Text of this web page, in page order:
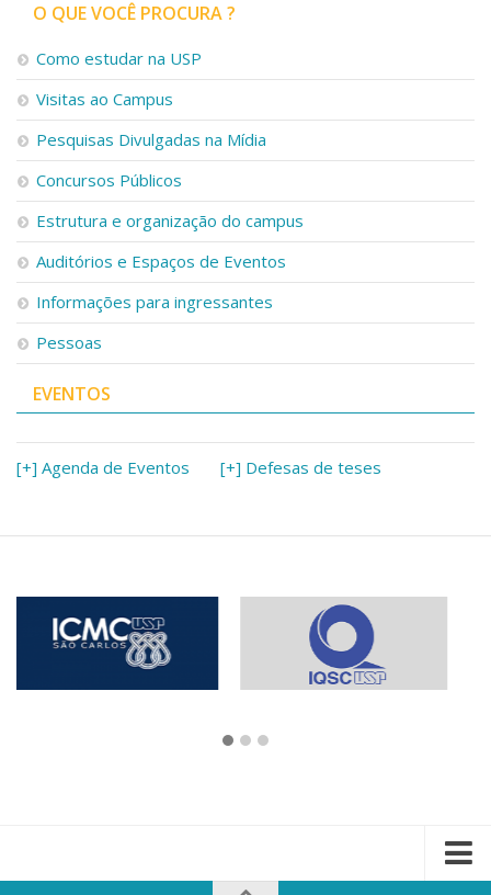
O QUE VOCÊ PROCURA ?
Como estudar na USP
Visitas ao Campus
Pesquisas Divulgadas na Mídia
Concursos Públicos
Estrutura e organização do campus
Auditórios e Espaços de Eventos
Informações para ingressantes
Pessoas
EVENTOS
[+] Agenda de Eventos [+] Defesas de teses